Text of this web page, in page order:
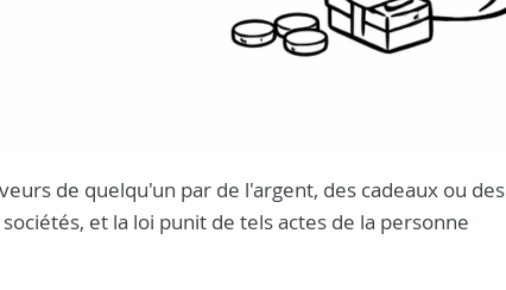
de quelqu'un par de l'argent, des cadeaux ou des
et la loi punit de tels actes de la personne